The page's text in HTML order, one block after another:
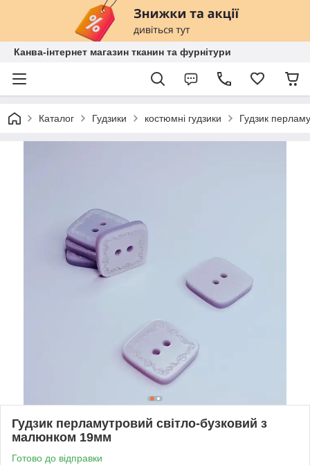
Канва-інтернет магазин тканин та фурнітури
Каталог Гудзики костюмні гудзики Гудзик
Гудзик перламутровий світло-бузковий з
малюнком 19мм
Готово до відправки